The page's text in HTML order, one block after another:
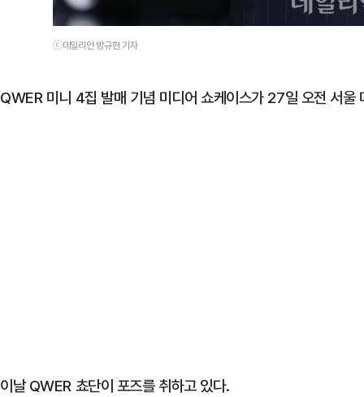
ⓒ데일리안 방규현 기자
QWER 미니 4집 발매 기념 미디어 쇼케이스가 27일 오전 서울
이날 QWER 쵸단이 포즈를 취하고 있다.